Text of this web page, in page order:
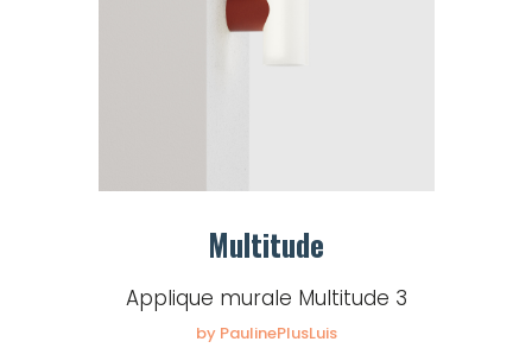
Multitude
Applique murale Multitude 3
by PaulinePlusLuis